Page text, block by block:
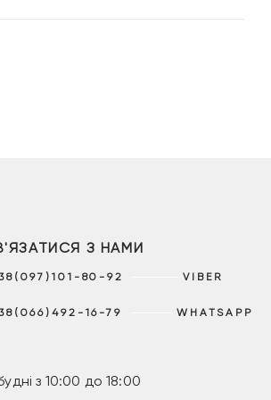
З НАМИ
80-92 VIBER
16-79 WHATSAPP
з 10:00 до 18:00